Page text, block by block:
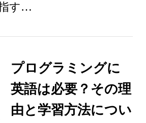
す…
プログラミングに
英語は必要？その理
由と学習方法につい